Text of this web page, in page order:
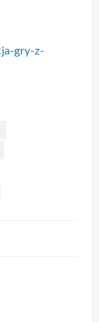
gry-z-